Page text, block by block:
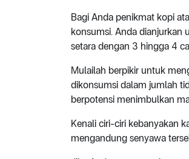
Bagi Anda penikmat kopi
konsumsi. Anda dianjurkan
setara dengan 3 hingga 4
Mulailah berpikir untuk
dikonsumsi dalam jumlah
berpotensi menimbulkan
Kenali ciri-ciri kebanyakan
mengandung senyawa